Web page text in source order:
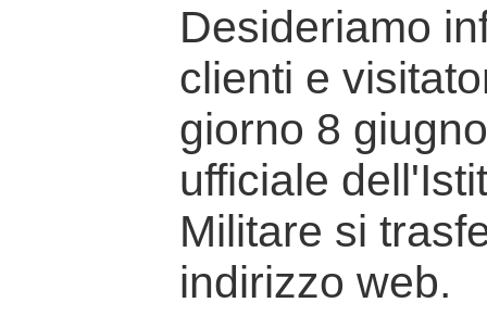
Desideriamo
clienti e
giorno 8
ufficiale
Militare si
indirizzo web.